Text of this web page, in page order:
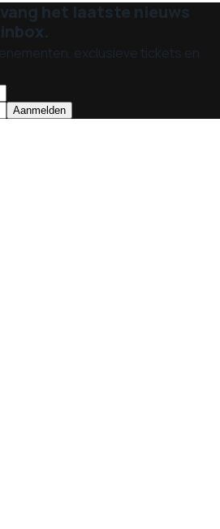
het laatste nieuws
exclusieve tickets en